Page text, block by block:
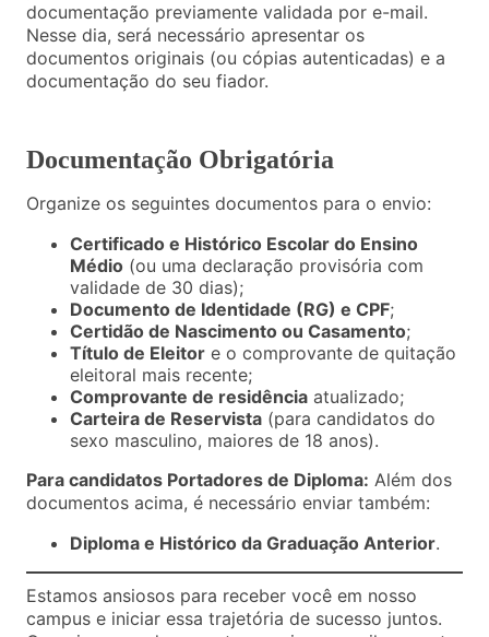
documentação previamente validada por e-mail.
Nesse dia, será necessário apresentar os
documentos originais (ou cópias autenticadas) e a
documentação do seu fiador.
Documentação Obrigatória
Organize os seguintes documentos para o envio:
Certificado e Histórico Escolar do Ensino
Médio (ou uma declaração provisória com
validade de 30 dias);
Documento de Identidade (RG) e CPF;
Certidão de Nascimento ou Casamento;
Título de Eleitor e o comprovante de quitação
eleitoral mais recente;
Comprovante de residência atualizado;
Carteira de Reservista (para candidatos do
sexo masculino, maiores de 18 anos).
Para candidatos Portadores de Diploma: Além dos
documentos acima, é necessário enviar também:
Diploma e Histórico da Graduação Anterior.
Estamos ansiosos para receber você em nosso
campus e iniciar essa trajetória de sucesso juntos.